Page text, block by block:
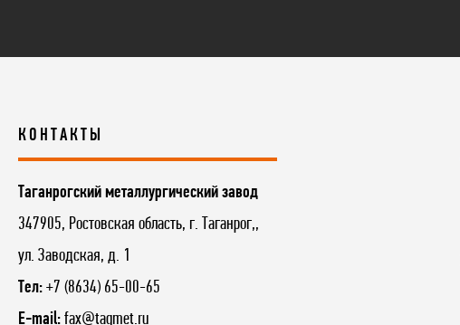
КОНТАКТЫ
Таганрогский металлургический завод
347905, Ростовская область, г. Таганрог,,
ул. Заводская, д. 1
Тел: +7 (8634) 65-00-65
E-mail: fax@tagmet.ru